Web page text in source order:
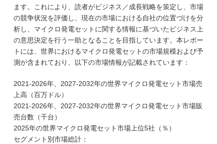
ます。これにより、読者がビジネス／成長戦略を策定し、市場
の競争状況を評価し、現在の市場における自社の位置づけを分
析し、マイクロ発電セットに関する情報に基づいたビジネス上
の意思決定を行う一助となることを目指しています。本レポー
トには、世界におけるマイクロ発電セットの市場規模および予
測が含まれており、以下の市場情報が記載されています：
2021-2026年、2027-2032年の世界マイクロ発電セット市場売
上高（百万ドル）
2021-2026年、2027-2032年の世界マイクロ発電セット市場販
売台数（千台）
2025年の世界マイクロ発電セット市場上位5社（％）
セグメント別市場総計：